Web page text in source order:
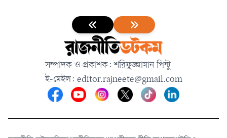
বাজারে প্রতিযোগিতা সক্ষমতা বাড়াতে
প্রয়োজনীয় নীতিগত সহায়তার বিষয়েও
প্রধানমন্ত্রীর দৃষ্টি আকর্ষণ করেন তারা।
সম্পাদক ও প্রকাশক: শরিফুজ্জামান পিন্টু
ই-মেইল: editor.rajneete@gmail.com